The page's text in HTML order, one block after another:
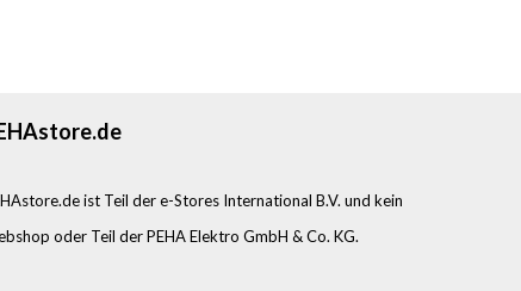
ist Teil der e-Stores International B.V. und kein
oder Teil der PEHA Elektro GmbH & Co. KG.